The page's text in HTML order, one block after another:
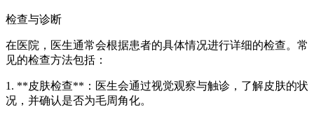
检查与诊断
在医院，医生通常会根据患者的具体情况进行详细的检查。常
见的检查方法包括：
1. **皮肤检查**：医生会通过视觉观察与触诊，了解皮肤的状
况，并确认是否为毛周角化。